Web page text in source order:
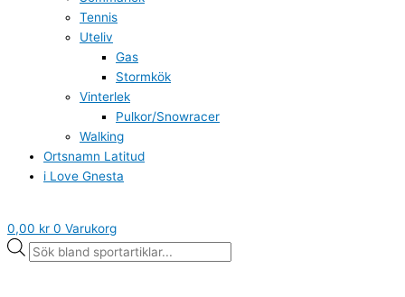
Tennis
Uteliv
Gas
Stormkök
Vinterlek
Pulkor/Snowracer
Walking
Ortsnamn Latitud
i Love Gnesta
0,00 kr 0 Varukorg